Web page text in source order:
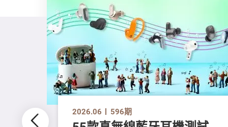
2026.06 596期